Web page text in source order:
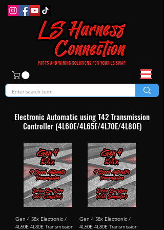
Electronic Automatic using T42 Transmission
Controller (4L60E/4L65E/4L70E/4L80E)
Gen 4 58x Electronic /
4L60E 4L80E Transmission
Gen 4 58x Electronic /
4L60E 4L80E Transmission